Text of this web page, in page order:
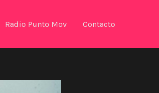
Radio Punto Mov Contacto